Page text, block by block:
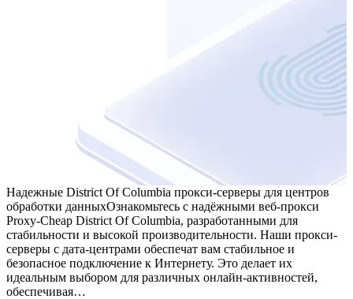
Надежные District Of Columbia прокси-серверы для центров
обработки данныхОзнакомьтесь с надёжными веб-прокси
Proxy-Cheap District Of Columbia, разработанными для
стабильности и высокой производительности. Наши прокси-
серверы с дата-центрами обеспечат вам стабильное и
безопасное подключение к Интернету. Это делает их
идеальным выбором для различных онлайн-активностей,
обеспечивая…